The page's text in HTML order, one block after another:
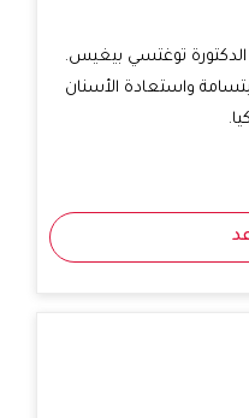
توغتسي بيغيس.
واستعادة الأسنان